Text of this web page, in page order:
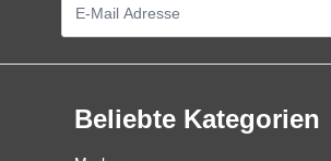
Beliebte Kategorien